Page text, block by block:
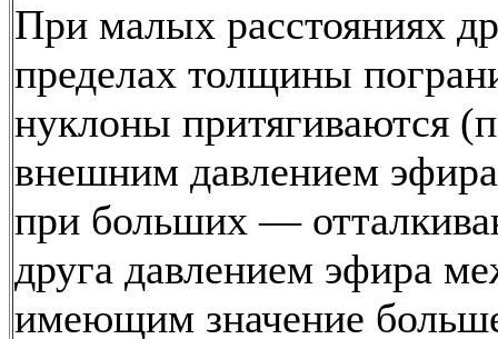
При малых расстояниях
пределах толщины
нуклоны притягиваются
внешним давлением
при больших —
друга давлением эфира
имеющим значение